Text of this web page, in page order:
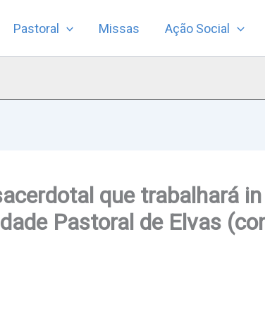
Pastoral Missas Ação Social
que trabalhará in
Pastoral de Elvas